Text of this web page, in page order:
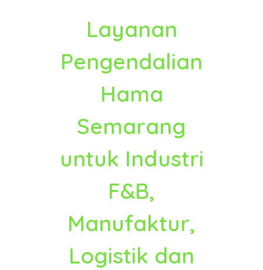
Layanan
Pengendalian
Hama
Semarang
untuk Industri
F&B,
Manufaktur,
Logistik dan